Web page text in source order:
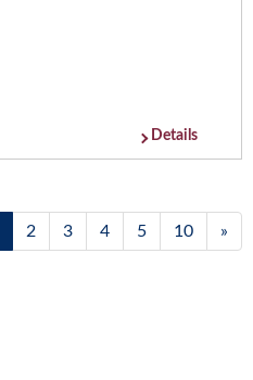
Details
2 3 4 5 10 »